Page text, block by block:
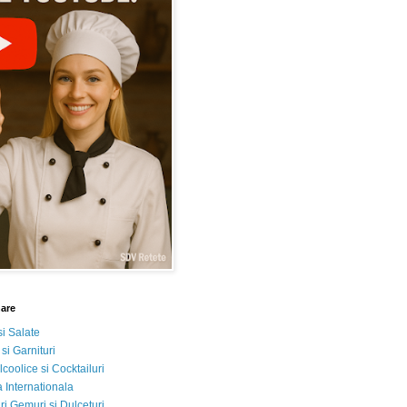
Salate
Garnituri
si Cocktailuri
Internationala